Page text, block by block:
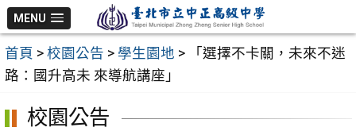
跳
至
主
要
MENU
首頁 > 校園公告 > 學生園地 >
「選擇不卡關，未來不迷
路：國升高未 來導航講座」
校園公告